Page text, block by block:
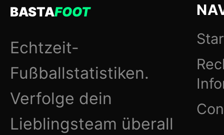
BASTAFOOT
Echtzeit-
Fußballstatistiken.
Verfolge dein
Lieblingsteam überall